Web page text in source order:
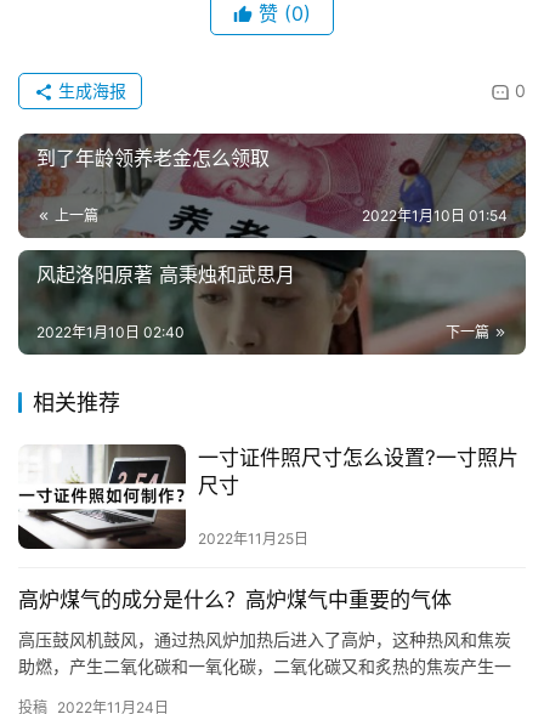
赞 (0)
0
生成海报
到了年龄领养老金怎么领取
上一篇 2022年1月10日 01:54
风起洛阳原著 高秉烛和武思月
下一篇
2022年1月10日 02:40
相关推荐
一寸证件照尺寸怎么设置?一寸照片
尺寸
2022年11月25日
高炉煤气的成分是什么？高炉煤气中重要的气体
高压鼓风机鼓风，通过热风炉加热后进入了高炉，这种热风和焦炭
助燃，产生二氧化碳和一氧化碳，二氧化碳又和炙热的焦炭产生一
投稿 2022年11月24日